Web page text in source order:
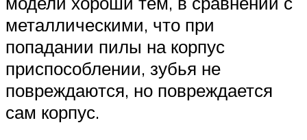
металлическими, что при
попадании пилы на корпус
приспособлении, зубья не
повреждаются, но повреждается
сам корпус.